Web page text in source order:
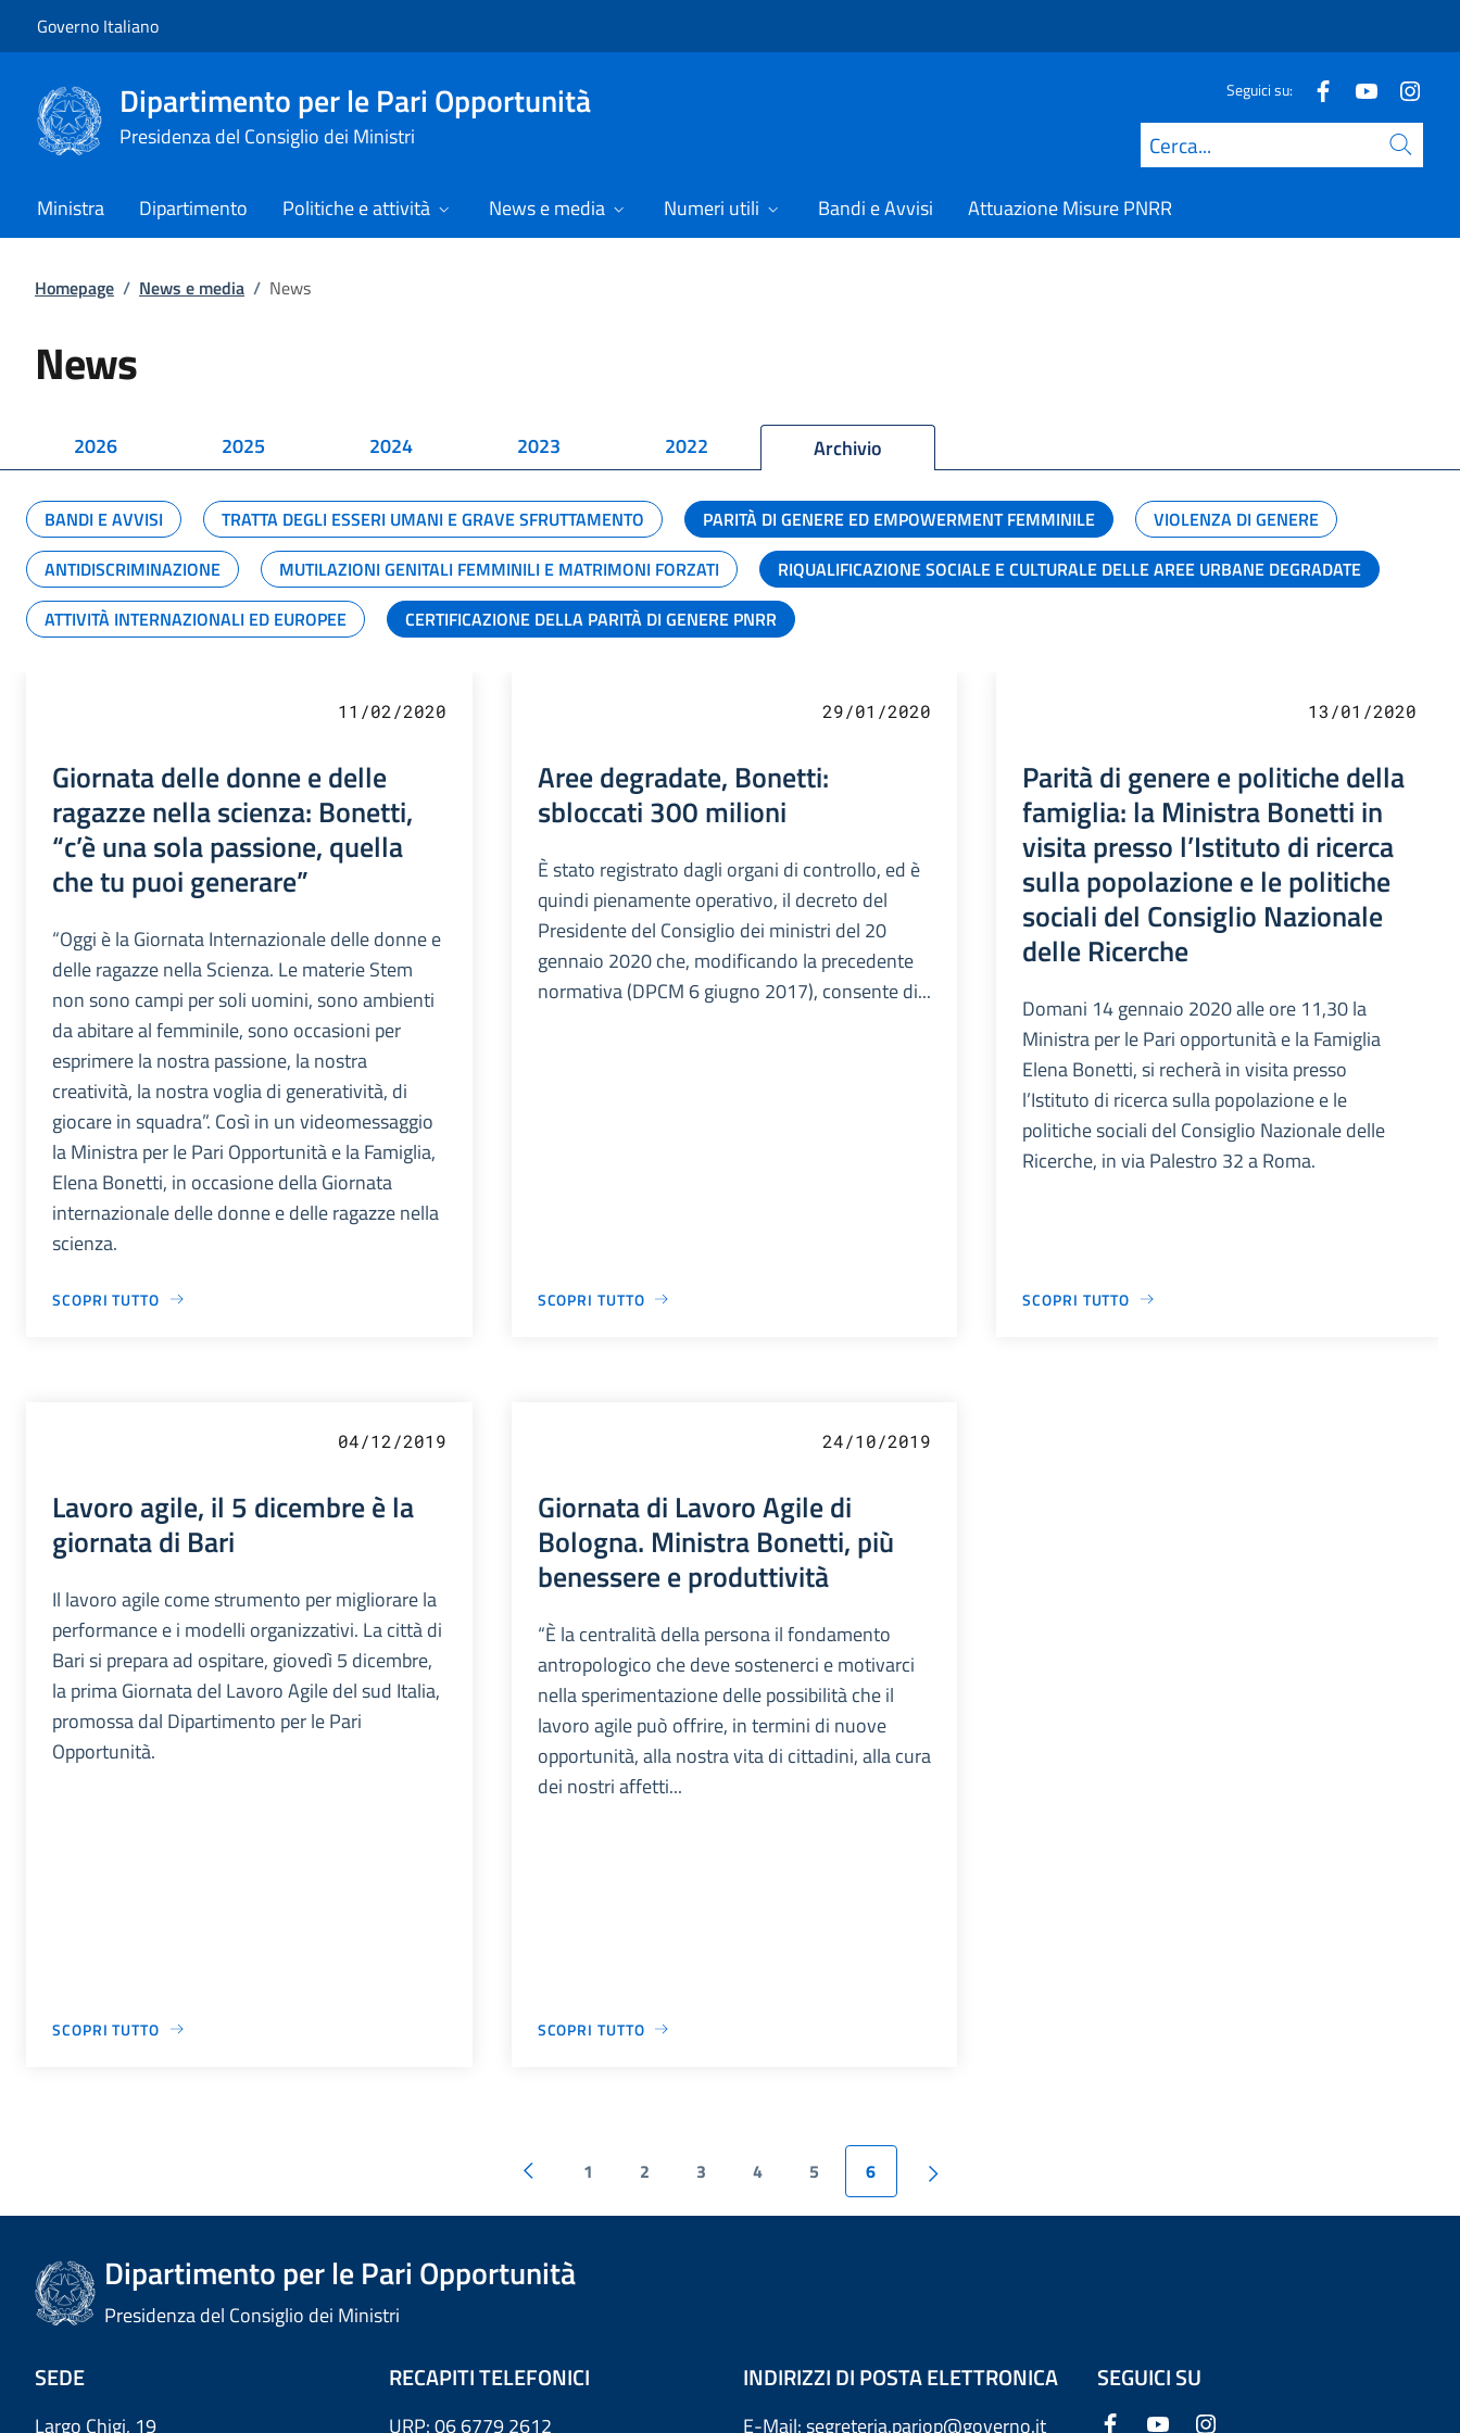
Governo Italiano
Dipartimento per le Pari Opportunità
Presidenza del Consiglio dei Ministri
Seguici su:
Cerca
Ministra Dipartimento Politiche e attività News e media Numeri utili Bandi e Avvisi Attuazione Misure PNRR
Homepage / News e media / News
News
2026 2025 2024 2023 2022 Archivio
BANDI E AVVISI TRATTA DEGLI ESSERI UMANI E GRAVE SFRUTTAMENTO PARITÀ DI GENERE ED EMPOWERMENT FEMMINILE
VIOLENZA DI GENERE
ANTIDISCRIMINAZIONE
MUTILAZIONI GENITALI FEMMINILI E MATRIMONI FORZATI
RIQUALIFICAZIONE SOCIALE E CULTURALE DELLE AREE URBANE DEGRADATE
ATTIVITÀ INTERNAZIONALI ED EUROPEE
CERTIFICAZIONE DELLA PARITÀ DI GENERE PNRR
11/02/2020
Giornata delle donne e delle
ragazze nella scienza: Bonetti,
“c’è una sola passione, quella
che tu puoi generare”
“Oggi è la Giornata Internazionale delle donne e
delle ragazze nella Scienza. Le materie Stem
non sono campi per soli uomini, sono ambienti
da abitare al femminile, sono occasioni per
esprimere la nostra passione, la nostra
creatività, la nostra voglia di generatività, di
giocare in squadra”. Così in un videomessaggio
la Ministra per le Pari Opportunità e la Famiglia,
Elena Bonetti, in occasione della Giornata
internazionale delle donne e delle ragazze nella
scienza.
SCOPRI TUTTO
29/01/2020
Aree degradate, Bonetti:
sbloccati 300 milioni
È stato registrato dagli organi di controllo, ed è
quindi pienamente operativo, il decreto del
Presidente del Consiglio dei ministri del 20
gennaio 2020 che, modificando la precedente
normativa (DPCM 6 giugno 2017), consente di...
SCOPRI TUTTO
13/01/2020
Parità di genere e politiche della
famiglia: la Ministra Bonetti in
visita presso l’Istituto di ricerca
sulla popolazione e le politiche
sociali del Consiglio Nazionale
delle Ricerche
Domani 14 gennaio 2020 alle ore 11,30 la
Ministra per le Pari opportunità e la Famiglia
Elena Bonetti, si recherà in visita presso
l’Istituto di ricerca sulla popolazione e le
politiche sociali del Consiglio Nazionale delle
Ricerche, in via Palestro 32 a Roma.
SCOPRI TUTTO
04/12/2019
Lavoro agile, il 5 dicembre è la
giornata di Bari
Il lavoro agile come strumento per migliorare la
performance e i modelli organizzativi. La città di
Bari si prepara ad ospitare, giovedì 5 dicembre,
la prima Giornata del Lavoro Agile del sud Italia,
promossa dal Dipartimento per le Pari
Opportunità.
SCOPRI TUTTO
24/10/2019
Giornata di Lavoro Agile di
Bologna. Ministra Bonetti, più
benessere e produttività
“È la centralità della persona il fondamento
antropologico che deve sostenerci e motivarci
nella sperimentazione delle possibilità che il
lavoro agile può offrire, in termini di nuove
opportunità, alla nostra vita di cittadini, alla cura
dei nostri affetti...
SCOPRI TUTTO
1 2 3 4 5 6
Dipartimento per le Pari Opportunità
Presidenza del Consiglio dei Ministri
SEDE
Largo Chigi, 19
RECAPITI TELEFONICI
URP: 06 6779 2612
INDIRIZZI DI POSTA ELETTRONICA
E-Mail: segreteria.pariop@governo.it
SEGUICI SU